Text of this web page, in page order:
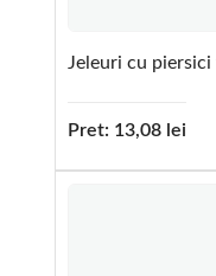
Jeleuri cu
Pret: 13,08 lei